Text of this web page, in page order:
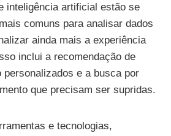
inteligência artificial estão se
comuns para analisar dados
ainda mais a experiência
inclui a recomendação de
personalizados e a busca por
que precisam ser supridas.
e tecnologias,